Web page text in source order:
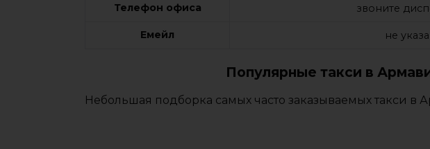
Телефон офиса звоните
Емейл не
Популярные такси в
Небольшая подборка самых часто заказываемых такси в